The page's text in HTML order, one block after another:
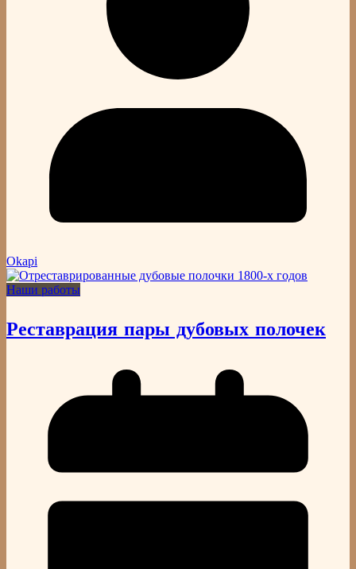
Okapi
Наши работы
Реставрация пары дубовых полочек